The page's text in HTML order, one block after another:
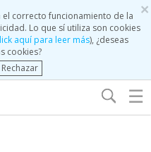
×
correcto funcionamiento de la
Lo que sí utiliza son cookies
aquí para leer más), ¿deseas
cookies?
Rechazar
☰